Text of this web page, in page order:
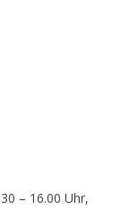
– 16.00 Uhr,